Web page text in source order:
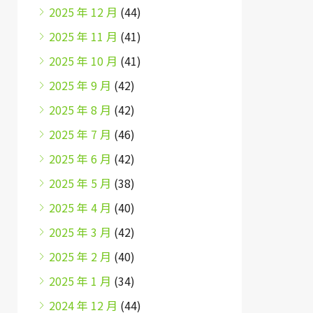
2025 年 12 月 (44)
2025 年 11 月 (41)
2025 年 10 月 (41)
2025 年 9 月 (42)
2025 年 8 月 (42)
2025 年 7 月 (46)
2025 年 6 月 (42)
2025 年 5 月 (38)
2025 年 4 月 (40)
2025 年 3 月 (42)
2025 年 2 月 (40)
2025 年 1 月 (34)
2024 年 12 月 (44)